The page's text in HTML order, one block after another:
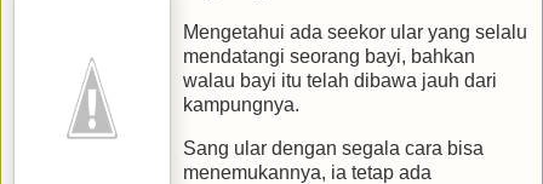
Mengetahui ada seekor ular yang selalu
mendatangi seorang bayi, bahkan
walau bayi itu telah dibawa jauh dari
kampungnya.
Sang ular dengan segala cara bisa
menemukannya, ia tetap ada